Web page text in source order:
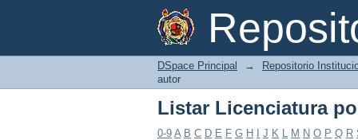
Listar Licenciatura
DSpace Principal →
Repositorio
autor
Listar Licenciatura
0-9 A B C D E F G H J K L M N O P Q R